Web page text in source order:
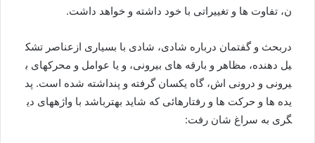
ن، تفاوت ها و تغییراتی با خود داشته و خواهد داشت.
دربحث و گفتمان درباره شادی، شادی با بسیاری ازعناصر تشک
یل دهنده، مظاهر و بارقه های بیرونی، و یا عوامل و محرکهای ب
یرونی و درونی اش، گاه یکسان گرفته و پنداشته شده است. پد
یده ها و حرکت ها و رفتارهائی که شاید بهترباشد با واژههای دی
گری به سراغ شان رفت: